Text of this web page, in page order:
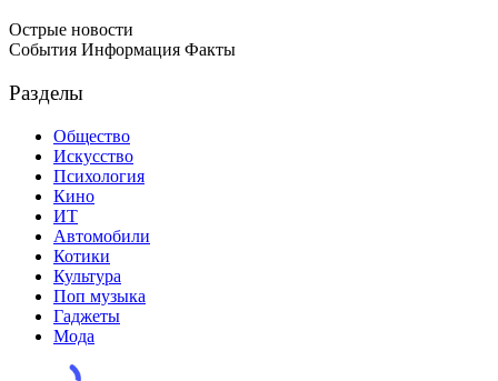
Острые новости
События Информация Факты
Разделы
Общество
Искусство
Психология
Кино
ИТ
Автомобили
Котики
Культура
Поп музыка
Гаджеты
Мода